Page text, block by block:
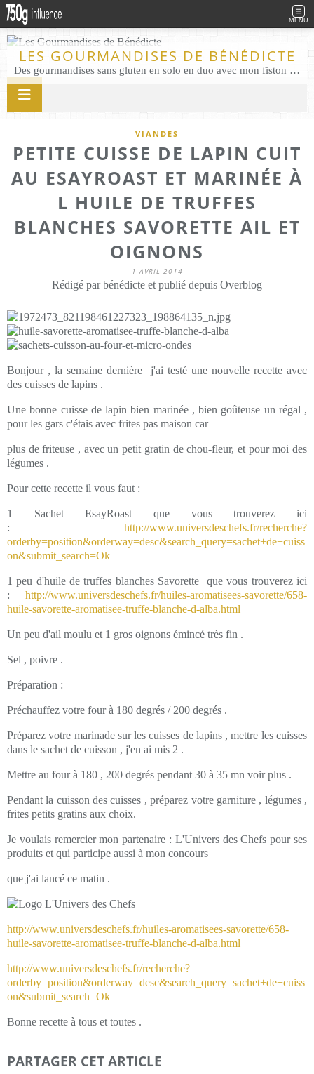
MENU
LES GOURMANDISES DE BÉNÉDICTE
Des gourmandises sans gluten en solo en duo avec mon fiston . Salé comme Sucré sans gluten éco responsable Les Gourmandises de Bénédicte gâteau produits locaux
VIANDES
PETITE CUISSE DE LAPIN CUIT
AU ESAYROAST ET MARINÉE À
L HUILE DE TRUFFES
BLANCHES SAVORETTE AIL ET
OIGNONS
1 AVRIL 2014
Rédigé par bénédicte et publié depuis Overblog
Bonjour , la semaine dernière j'ai testé une nouvelle recette avec
des cuisses de lapins .
Une bonne cuisse de lapin bien marinée , bien goûteuse un régal ,
pour les gars c'étais avec frites pas maison car
plus de friteuse , avec un petit gratin de chou-fleur, et pour moi des
légumes .
Pour cette recette il vous faut :
1 Sachet EsayRoast que vous trouverez ici
: http://www.universdeschefs.fr/recherche?
orderby=position&orderway=desc&search_query=sachet+de+cuiss
on&submit_search=Ok
1 peu d'huile de truffes blanches Savorette que vous trouverez ici
: http://www.universdeschefs.fr/huiles-aromatisees-savorette/658-
huile-savorette-aromatisee-truffe-blanche-d-alba.html
Un peu d'ail moulu et 1 gros oignons émincé très fin .
Sel , poivre .
Préparation :
Préchauffez votre four à 180 degrés / 200 degrés .
Préparez votre marinade sur les cuisses de lapins , mettre les cuisses
dans le sachet de cuisson , j'en ai mis 2 .
Mettre au four à 180 , 200 degrés pendant 30 à 35 mn voir plus .
Pendant la cuisson des cuisses , préparez votre garniture , légumes ,
frites petits gratins aux choix.
Je voulais remercier mon partenaire : L'Univers des Chefs pour ses
produits et qui participe aussi à mon concours
que j'ai lancé ce matin .
http://www.universdeschefs.fr/huiles-aromatisees-savorette/658-
huile-savorette-aromatisee-truffe-blanche-d-alba.html
http://www.universdeschefs.fr/recherche?
orderby=position&orderway=desc&search_query=sachet+de+cuiss
on&submit_search=Ok
Bonne recette à tous et toutes .
PARTAGER CET ARTICLE